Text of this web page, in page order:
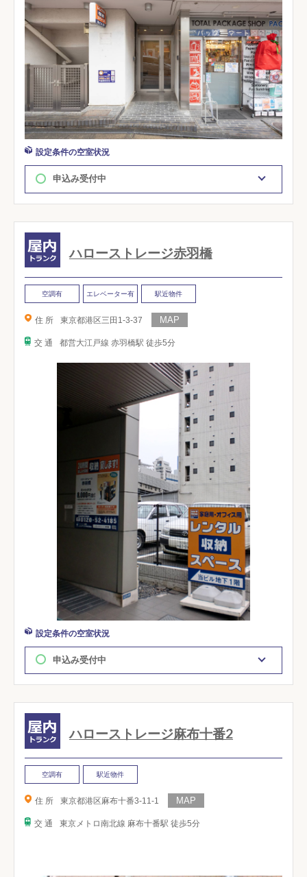
設定条件の空室状況
申込み受付中
ハローストレージ赤羽橋
空調有 エレベーター有 駅近物件
住 所 東京都港区三田1-3-37
交 通 都営大江戸線 赤羽橋駅 徒歩5分
設定条件の空室状況
申込み受付中
ハローストレージ麻布十番2
空調有 駅近物件
住 所 東京都港区麻布十番3-11-1
交 通 東京メトロ南北線 麻布十番駅 徒歩5分